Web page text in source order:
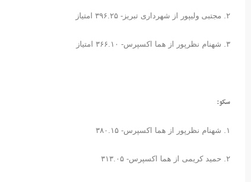
۲. مجتبی ولیپور از شهرداری تبریز- ۳۹۶.۲۵ امتیاز
۳. شهنام نظرپور از هما اکسپرس- ۳۶۶.۱۰ امتیاز
سکو:
۱. شهنام نظرپور از هما اکسپرس- ۳۸۰.۱۵
۲. حمید کریمی از هما اکسپرس- ۳۱۳.۰۵